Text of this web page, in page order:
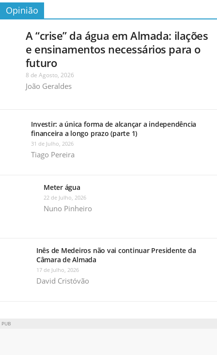
Opinião
A “crise” da água em Almada: ilações
e ensinamentos necessários para o
futuro
8 de Agosto, 2026
João Geraldes
Investir: a única forma de alcançar a independência
financeira a longo prazo (parte 1)
31 de Julho, 2026
Tiago Pereira
Meter água
22 de Julho, 2026
Nuno Pinheiro
Inês de Medeiros não vai continuar Presidente da
Câmara de Almada
17 de Julho, 2026
David Cristóvão
PUB